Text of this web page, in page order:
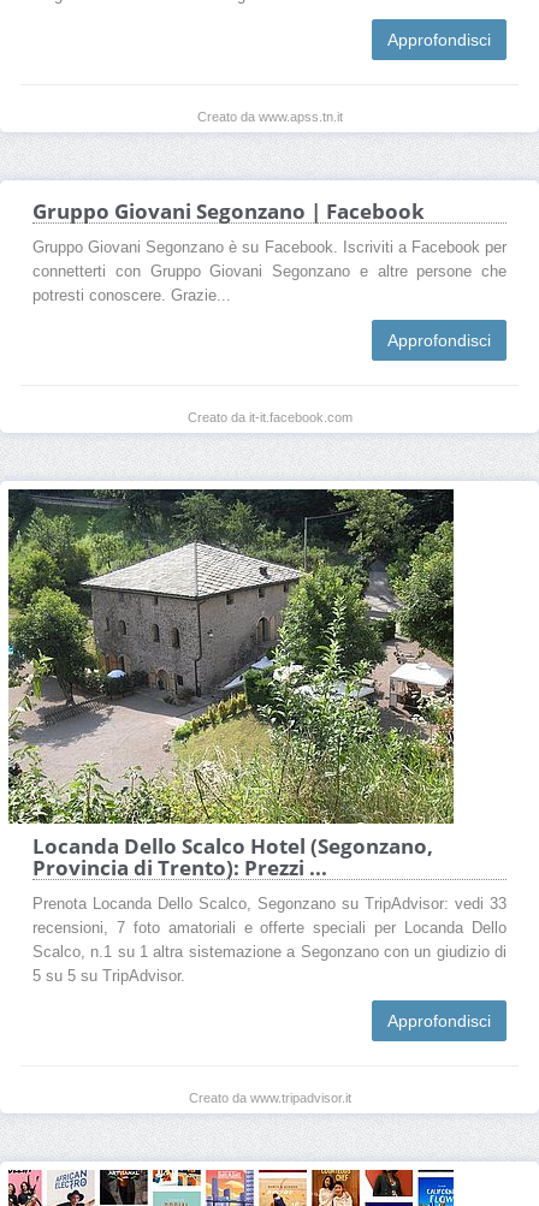
Approfondisci
Creato da www.apss.tn.it
Gruppo Giovani Segonzano | Facebook
Gruppo Giovani Segonzano è su Facebook. Iscriviti a Facebook per
connetterti con Gruppo Giovani Segonzano e altre persone che
potresti conoscere. Grazie...
Approfondisci
Creato da it-it.facebook.com
Locanda Dello Scalco Hotel (Segonzano,
Provincia di Trento): Prezzi ...
Prenota Locanda Dello Scalco, Segonzano su TripAdvisor: vedi 33
recensioni, 7 foto amatoriali e offerte speciali per Locanda Dello
Scalco, n.1 su 1 altra sistemazione a Segonzano con un giudizio di
5 su 5 su TripAdvisor.
Approfondisci
Creato da www.tripadvisor.it